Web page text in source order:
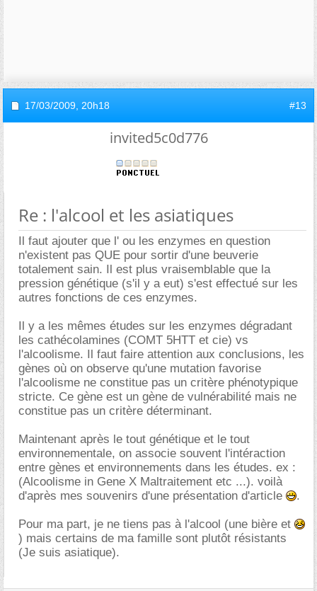
17/03/2009, 20h18 #13
invited5c0d776
Re : l'alcool et les asiatiques
Il faut ajouter que l' ou les enzymes en question
n'existent pas QUE pour sortir d'une beuverie
totalement sain. Il est plus vraisemblable que la
pression génétique (s'il y a eut) s'est effectué sur les
autres fonctions de ces enzymes.
Il y a les mêmes études sur les enzymes dégradant
les cathécolamines (COMT 5HTT et cie) vs
l'alcoolisme. Il faut faire attention aux conclusions, les
gènes où on observe qu'une mutation favorise
l'alcoolisme ne constitue pas un critère phénotypique
stricte. Ce gène est un gène de vulnérabilité mais ne
constitue pas un critère déterminant.
Maintenant après le tout génétique et le tout
environnementale, on associe souvent l'intéraction
entre gènes et environnements dans les études. ex :
(Alcoolisme in Gene X Maltraitement etc ...). voilà
d'après mes souvenirs d'une présentation d'article
.
Pour ma part, je ne tiens pas à l'alcool (une bière et
) mais certains de ma famille sont plutôt résistants
(Je suis asiatique).